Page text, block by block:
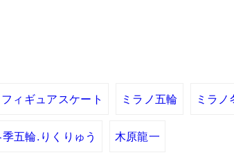
フィギュアスケート ミラノ五輪 ミラ
五輪.りくりゅう 木原龍一